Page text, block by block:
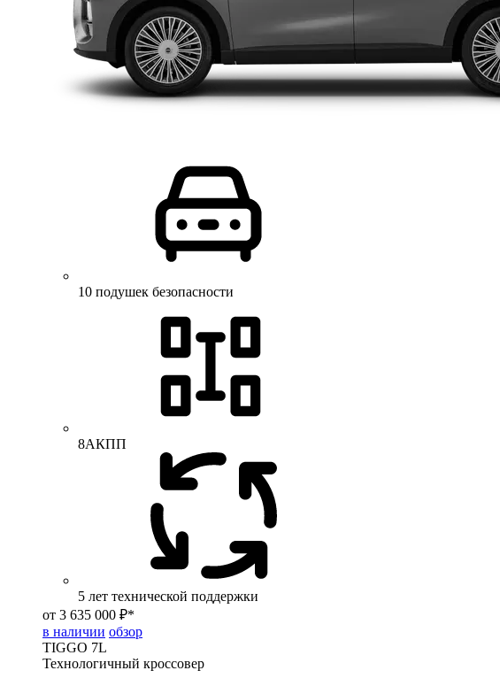
10 подушек безопасности
8АКПП
5 лет технической поддержки
от 3 635 000 ₽*
в наличии обзор
TIGGO 7L
Технологичный кроссовер